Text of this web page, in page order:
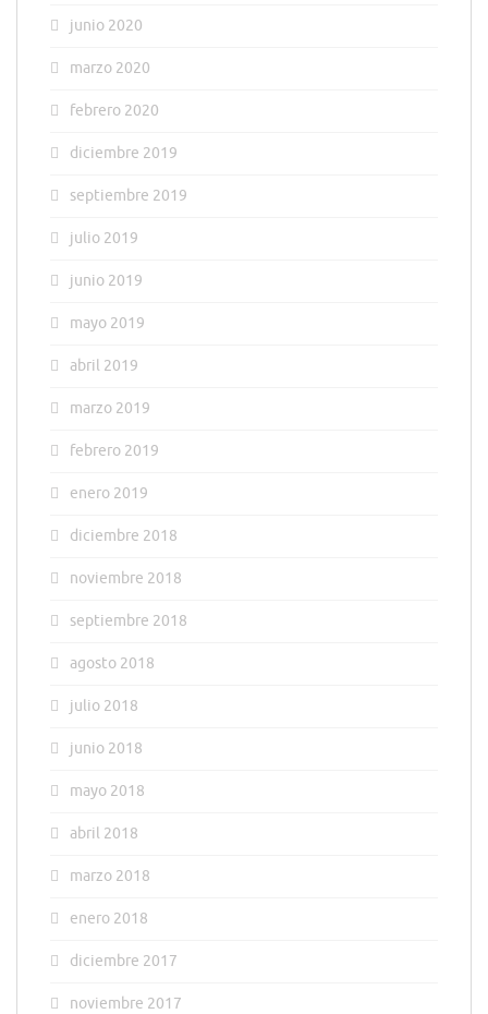
junio 2020
marzo 2020
febrero 2020
diciembre 2019
septiembre 2019
julio 2019
junio 2019
mayo 2019
abril 2019
marzo 2019
febrero 2019
enero 2019
diciembre 2018
noviembre 2018
septiembre 2018
agosto 2018
julio 2018
junio 2018
mayo 2018
abril 2018
marzo 2018
enero 2018
diciembre 2017
noviembre 2017